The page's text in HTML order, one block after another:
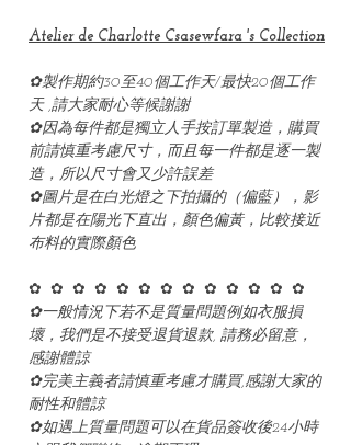
Atelier de Charlotte Csasewfara 's Collection
✿製作期約30至40個工作天/最快20個工作
天 ,請大家耐心等候謝謝
✿因為每件都是獨立人手按訂單製造，購買
前請慎重考慮尺寸，而且每一件都是逐一製
造，所以尺寸會又少許誤差
✿圖片是在白光燈之下拍攝的（偏藍），影
片都是在陽光下直出，顏色偏黃，比較接近
布料的實際顏色
✿ ✿ ✿ ✿ ✿ ✿ ✿ ✿ ✿ ✿ ✿ ✿ ✿
✿一般情況下若不是質量問題例如衣服損
壞，我們是不接受退貨退款, 請務必留意，
感謝體諒
✿完美主義者請慎重考慮才購買,感謝大家的
耐性和體諒
✿如遇上質量問題可以在貨品簽收後24小時